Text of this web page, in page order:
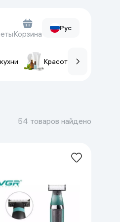
видеокамеры
Корзина
Рус
Красота и уход
54 товаров найдено